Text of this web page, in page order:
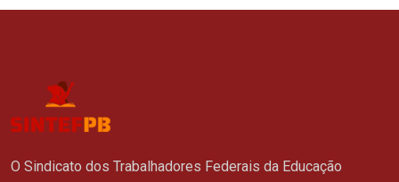
O Sindicato dos Trabalhadores Federais da Educação